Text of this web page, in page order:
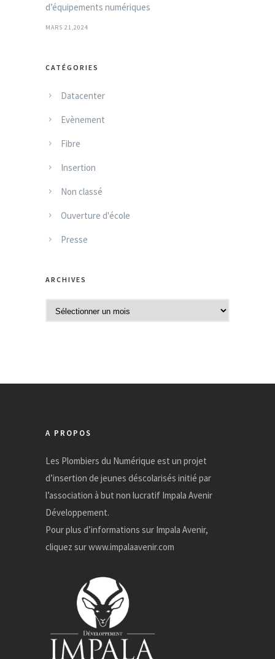
d’équipements numériques
MARS 21,2024
CATÉGORIES
Datacenter
Evènement
Fibre
Insertion
Non classé
Ouverture d'école
Presse
ARCHIVES
r
A PROPOS
Les Plombiers du Numérique est un projet
d’insertion de jeunes déscolarisés initié par
l’association à but non lucratif Impala Avenir
Développement.
Pour plus d’informations sur Impala Avenir,
cliquez surwww.impalaavenir.com